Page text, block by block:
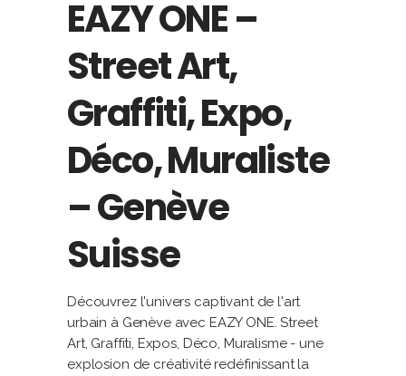
EAZY ONE –
Street Art,
Graffiti, Expo,
Déco, Muraliste
– Genève
Suisse
Découvrez l'univers captivant de l'art
urbain à Genève avec EAZY ONE. Street
Art, Graffiti, Expos, Déco, Muralisme - une
explosion de créativité redéfinissant la